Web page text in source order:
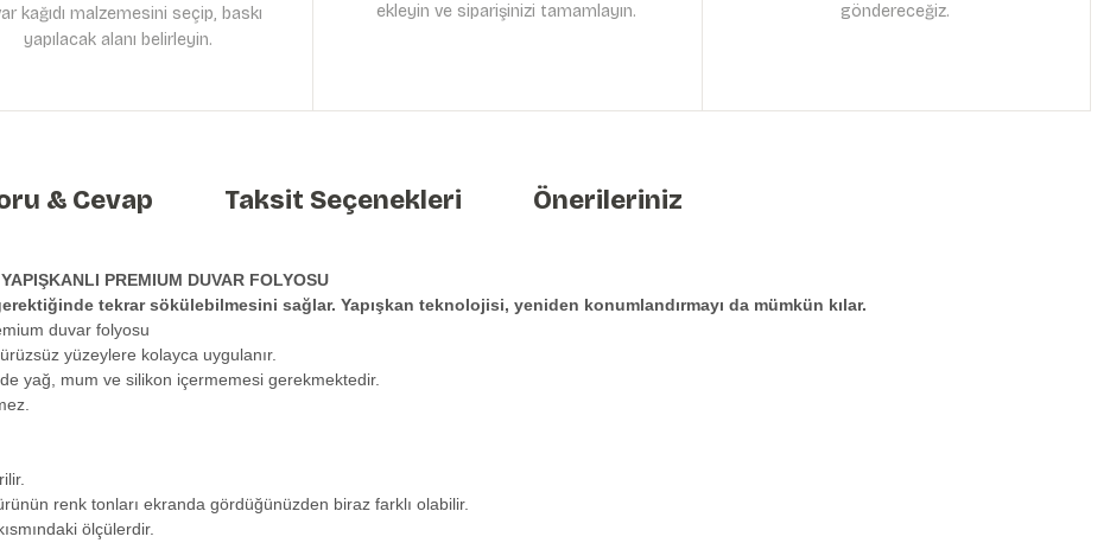
kağıdı malzemesini seçip, baskı
yapılacak alanı belirleyin.
ekleyin ve siparişinizi tamamlayın.
göndereceğiz.
& Cevap Taksit Seçenekleri Önerileriniz
PREMIUM DUVAR FOLYOSU
tekrar sökülebilmesini sağlar. Yapışkan teknolojisi, yeniden konumlandırmayı da mümkün kılar.
duvar folyosu
yüzeylere kolayca uygulanır.
yağ, mum ve silikon içermemesi gerekmektedir.
renk tonları ekranda gördüğünüzden biraz farklı olabilir.
ölçülerdir.